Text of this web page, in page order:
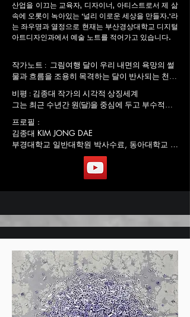
산업을 이끄는 교육자, 디자이너, 아티스트로서 제 삶
속에 오롯이 녹아있는 ‘널리 이로운 세상을 만들자.’라
는 좌우명과 열정으로 현재는 부산경상대학교 디지털
아트디자인과에서 예술 노트를 적어가고 있습니다.
작가노트 :  그림여행 달이 우리 내면의 욕망의 썰
물과 흐름을 조용히 목격하는 달이 반사되는 천상
로서 나의 창작 여정은 동양 음양의 심오한 철학
과 깊이 얽혀 있으며, 나의 작업을 통해 천상의 수
호신인 달에게 소원을 빌어 마음의 안녕을 기리고
자 합니다. 동양 사상의 영역에서 음양은 존재의
이중적 성격, 즉 함께 조화로운 전체를 창조하는
것을 상징합니다. 이 섬세한 균형을 천상에서 구
현한 달은 빛과 꿈, 현실의 상호 작용을 탐구하기
위한 완벽한 캔버스입니다. 나는 창작 드로잉을
할 때마다 부드러운 초승달 모양부터 완전하고 빛
의 순간을 의미합니다. 달에게 소원을 비는 행위
는 내 예술 레퍼토리에서 특별한 자리를 차지합니
다. 이는 지상과 천상을 연결하는 풍부한 문화적
전통에 내재된 의식입니다. 이 그림에서 달은 우
주의 친구이자 우리가 속삭이는 희망과 꿈에 귀를
기울이는 자비로운 힘이 됩니다. 섬세한 등불처럼
비평 : 김종대 작가의 시각적 상징세계
그는 최근 수년간 원(달)을 중심에 두고 부수적인
으로 공동체적인 소통을 염두에 두고 비주얼 발상
아래 드러난 공간 구성의 작품을 하고 있다.
아울러 그의 드로잉은 매우 단순화되어 있고 시각
적 전이가 빠르며 명확하나 한편 그 속에는 암시
적으로 창조된 기호의 해석체로 구성되어 있다.
메타사고(크리에이티브 과정)에 몰입되고 이와 같
이 일상에 있어서 특정한 주제에 몰입되다보면 보
편적으로 현실성을 떠나 텍스트나 콘텐츠가 보여
주고 지각시켜주는 가상의 세계로 전이되듯한 판
타지를 보여주게 된다.
달과 토끼라는 대상은 우리와 시각적으로 친숙하
며 특히 이 두 대상의 관계는 자고로 내러티브한
관계이다. 이 점에 김종대 작가는 이를 순수히 받
아들여 그의 내적인 심상과 아우르는 표현 양식으
프로필 :
김종대 KIM JONG DAE
부경대학교 일반대학원 박사수료, 동아대학교 교
육대학원 석사, 부경대학교 산업디자인학과 학사
부산경상대학교 디지털아트디자인과 교수, 디자
인전문회사‘두손컴’디자인실장 역임
경남밀양시경관위원회, 김해시도시개발공사기
원회, 경상남도경관위원회 , 부산광역시경관위원
회 심의위원 / 한국콘텐츠진흥원, 부산시미술작
품심의위원회, 국립부산과학관 전문가 인력풀,
한국과학창의재단, 영상물등급위원회, 부산디자
인진흥원, 조달청실물모형디자인 평가위원 / 과
학기술인등록(국가과학기술지식정보서비스), 국